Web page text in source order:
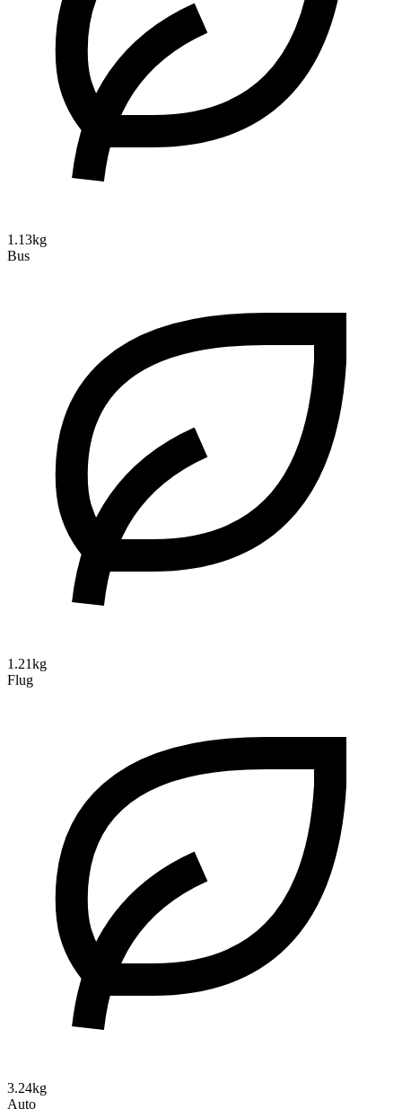
1.13kg
Bus
1.21kg
Flug
3.24kg
Auto